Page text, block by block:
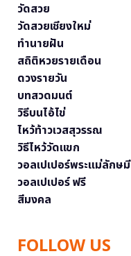
วัดสวย
วัดสวยเชียงใหม่
ทำนายฝัน
สถิติหวยรายเดือน
ดวงรายวัน
บทสวดมนต์
วิธีบนไอ้ไข่
ไหว้ท้าวเวสสุวรรณ
วิธีไหว้วัดแขก
วอลเปเปอร์พระแม่ลักษมี
วอลเปเปอร์ ฟรี
สีมงคล
FOLLOW US